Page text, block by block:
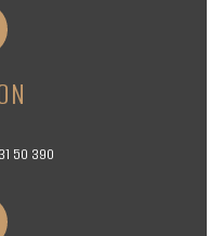
31 50 390